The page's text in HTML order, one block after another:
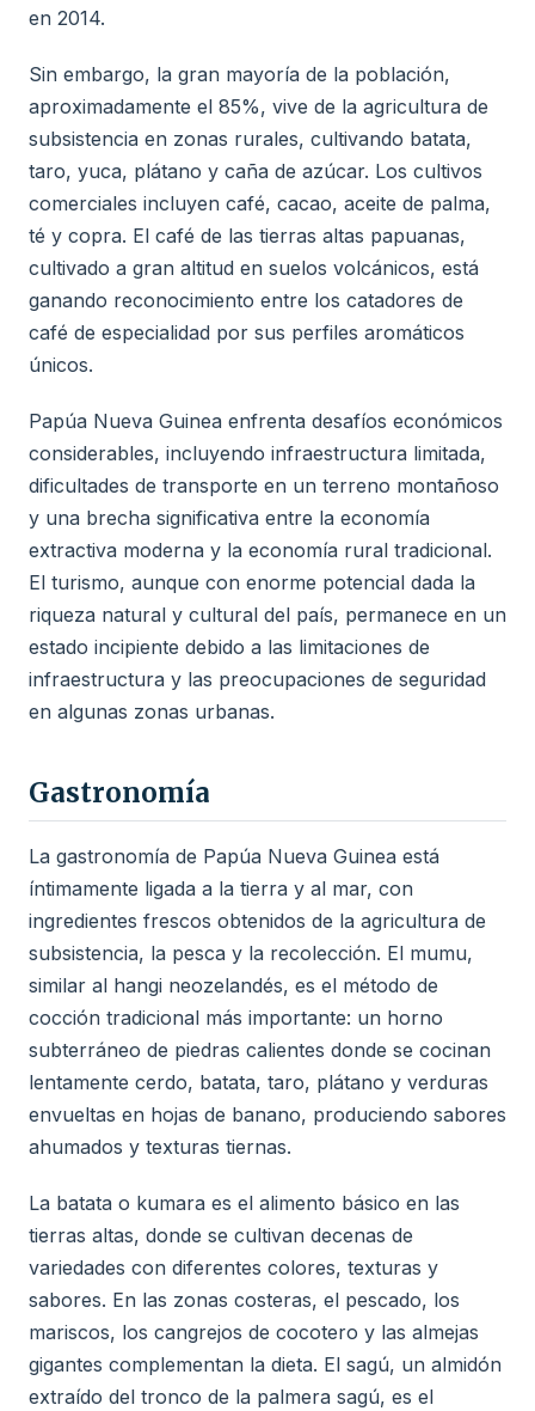
en 2014.
Sin embargo, la gran mayoría de la población,
aproximadamente el 85%, vive de la agricultura de
subsistencia en zonas rurales, cultivando batata,
taro, yuca, plátano y caña de azúcar. Los cultivos
comerciales incluyen café, cacao, aceite de palma,
té y copra. El café de las tierras altas papuanas,
cultivado a gran altitud en suelos volcánicos, está
ganando reconocimiento entre los catadores de
café de especialidad por sus perfiles aromáticos
únicos.
Papúa Nueva Guinea enfrenta desafíos económicos
considerables, incluyendo infraestructura limitada,
dificultades de transporte en un terreno montañoso
y una brecha significativa entre la economía
extractiva moderna y la economía rural tradicional.
El turismo, aunque con enorme potencial dada la
riqueza natural y cultural del país, permanece en un
estado incipiente debido a las limitaciones de
infraestructura y las preocupaciones de seguridad
en algunas zonas urbanas.
Gastronomía
La gastronomía de Papúa Nueva Guinea está
íntimamente ligada a la tierra y al mar, con
ingredientes frescos obtenidos de la agricultura de
subsistencia, la pesca y la recolección. El mumu,
similar al hangi neozelandés, es el método de
cocción tradicional más importante: un horno
subterráneo de piedras calientes donde se cocinan
lentamente cerdo, batata, taro, plátano y verduras
envueltas en hojas de banano, produciendo sabores
ahumados y texturas tiernas.
La batata o kumara es el alimento básico en las
tierras altas, donde se cultivan decenas de
variedades con diferentes colores, texturas y
sabores. En las zonas costeras, el pescado, los
mariscos, los cangrejos de cocotero y las almejas
gigantes complementan la dieta. El sagú, un almidón
extraído del tronco de la palmera sagú, es el